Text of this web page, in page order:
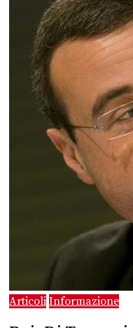
Articoli Informazione